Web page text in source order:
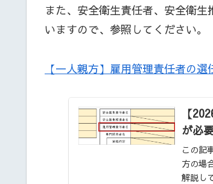
また、安全衛生責任者、安全衛
いますので、参照してください。
【一人親方】雇用管理責任者の
【
が必
この記
方の場
解説し